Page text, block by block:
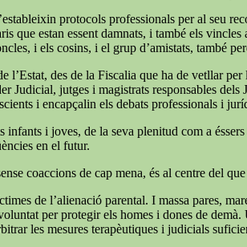
protocols professionals per al seu
que estan essent damnats, i també els
i els cosins, i el grup d’amistats, també
l’Estat, des de la Fiscalia que ha de vetllar
Judicial, jutges i magistrats responsables
i encapçalin els debats professionals i
i joves, de la seva plenitud com a
en el futur.
coaccions de cap mena, és al centre del
de l’alienació parental. I massa pares,
per protegir els homes i dones de
les mesures terapèutiques i judicials